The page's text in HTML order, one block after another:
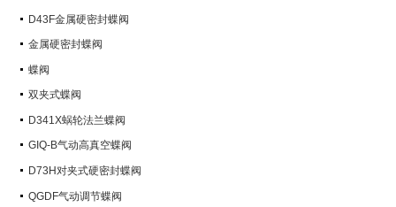
D43F金属硬密封蝶阀
金属硬密封蝶阀
蝶阀
双夹式蝶阀
D341X蜗轮法兰蝶阀
GIQ-B气动高真空蝶阀
D73H对夹式硬密封蝶阀
QGDF气动调节蝶阀